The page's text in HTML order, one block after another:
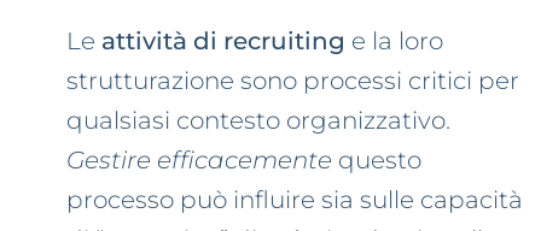
Le attività di recruiting e la loro
strutturazione sono processi critici per
qualsiasi contesto organizzativo.
Gestire efficacemente questo
processo può influire sia sulle capacità